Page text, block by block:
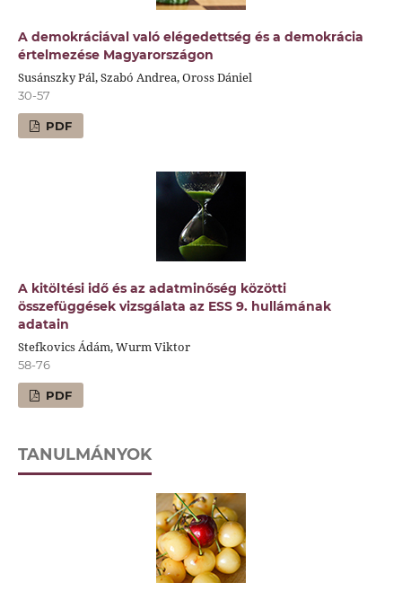
A demokráciával való elégedettség és a demokrácia
értelmezése Magyarországon
Susánszky Pál, Szabó Andrea, Oross Dániel
30-57
PDF
A kitöltési idő és az adatminőség közötti
összefüggések vizsgálata az ESS 9. hullámának
adatain
Stefkovics Ádám, Wurm Viktor
58-76
PDF
TANULMÁNYOK